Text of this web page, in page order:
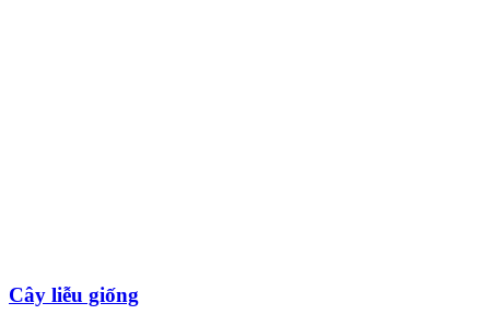
Cây liễu giống